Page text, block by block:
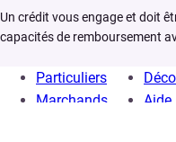
Un crédit vous engage et doit
capacités de remboursement
Particuliers
Marchands
Aide